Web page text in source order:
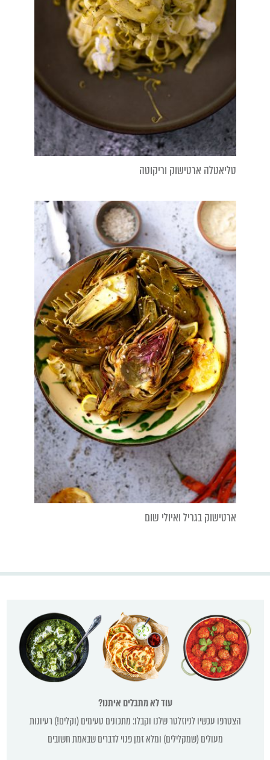
טליאטלה ארטישוק וריקוטה
ארטישוק בגריל ואיולי שום
עוד לא מתבלים איתנו?
הצטרפו עכשיו לניוזלטר שלנו וקבלו: מתכונים טעימים (וקלים!) רעיונות
מעולים (שמקלילים) ומלא זמן פנוי לדברים שבאמת חשובים